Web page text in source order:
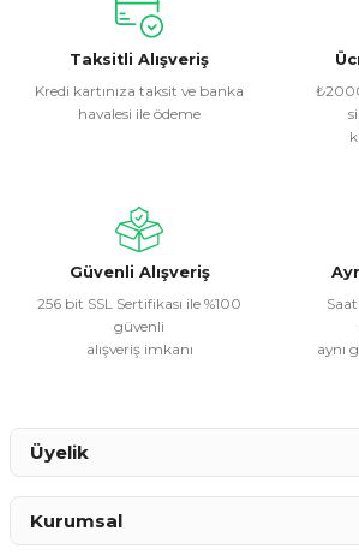
konularda yetersiz gördüğünüz noktaları
kullanarak tarafımıza iletebilirsiniz.
Görüş ve önerileriniz için teşekkür ederiz.
Ürün resmi kalitesiz, bozuk veya
Ürün fiyatı diğer sitelerden daha pahalı.
Bu ürüne benzer farklı alternatifler olmalı.
Taksitli Alışveriş
Kredi kartınıza taksit ve banka
havalesi ile ödeme
Güvenli Alışveriş
256 bit SSL Sertifikası ile %100
güvenli
alışveriş imkanı
aynı
Üyelik
Kurumsal